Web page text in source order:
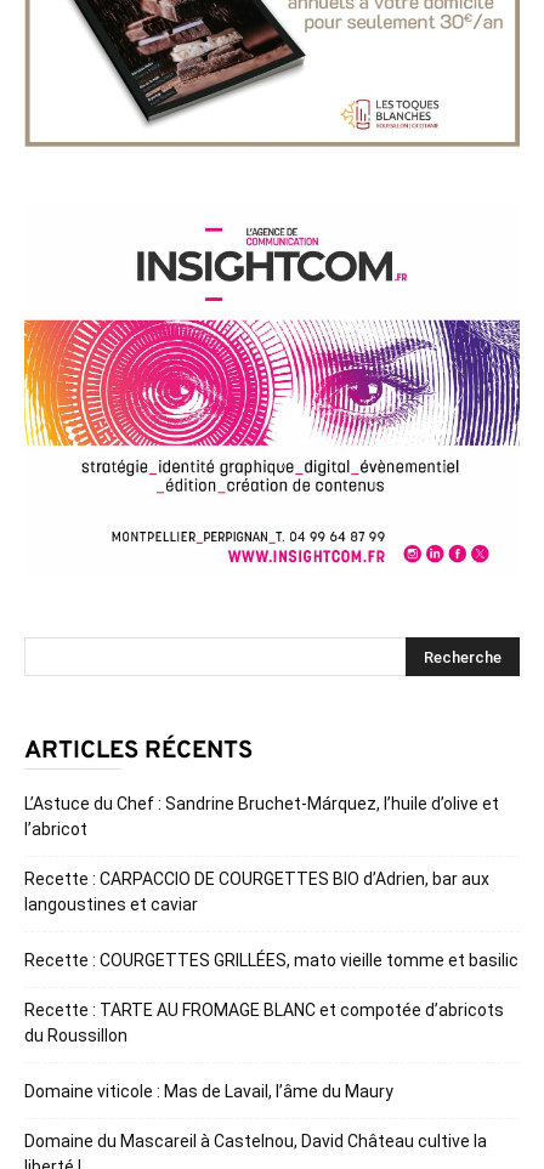
ARTICLES RÉCENTS
L’Astuce du Chef : Sandrine Bruchet-Márquez, l’huile d’olive et
l’abricot
Recette : CARPACCIO DE COURGETTES BIO d’Adrien, bar aux
langoustines et caviar
Recette : COURGETTES GRILLÉES, mato vieille tomme et basilic
Recette : TARTE AU FROMAGE BLANC et compotée d’abricots
du Roussillon
Domaine viticole : Mas de Lavail, l’âme du Maury
Domaine du Mascareil à Castelnou, David Château cultive la